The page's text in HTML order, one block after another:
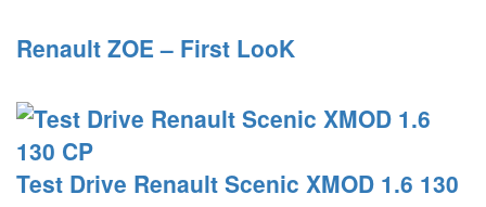
Renault ZOE – First LooK
Test Drive Renault Scenic XMOD 1.6 130